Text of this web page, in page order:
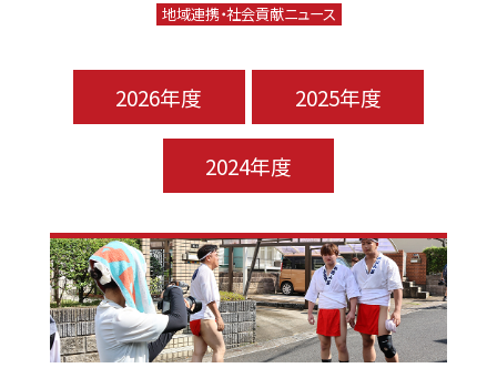
地域連携・社会貢献ニュース
2026年度 2025年度
2024年度